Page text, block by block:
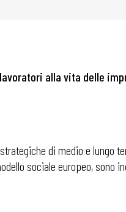
alla vita delle
di medio e lungo
sociale europeo, sono